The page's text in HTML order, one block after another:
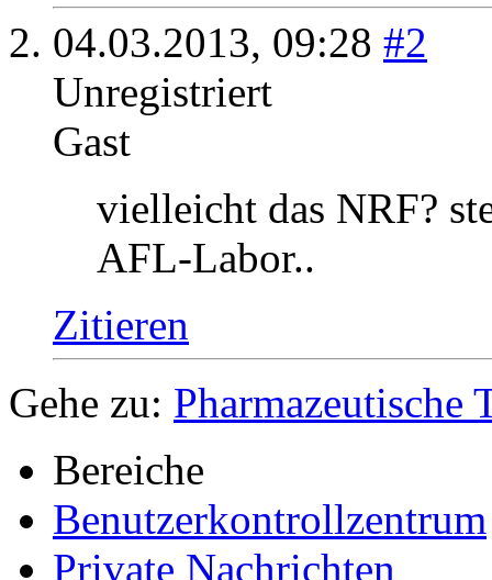
Vielen Dank
Zitieren
04.03.2013,
Unregistriert
Gast
vielleicht das NRF?
AFL-Labor..